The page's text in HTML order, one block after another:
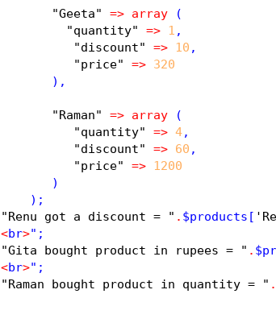
"Geeta" => array (
"quantity"
=> 1 ,
"discount"
=> 10 ,
"price"
=> 320
),
"Raman" => array (
"quantity"
=> 4,
"discount"
=> 60 ,
"price"
=> 1200
)
"Renu got a discount = " . $products [
<br>
"Gita bought product in rupees = " . $
<br>
"Raman bought product in quantity = " .